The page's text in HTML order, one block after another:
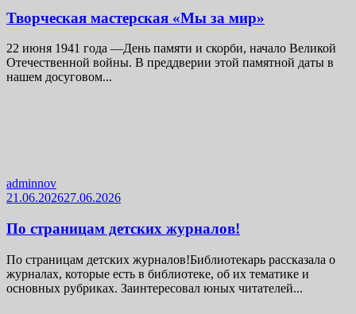
Творческая мастерская «Мы за мир»
22 июня 1941 года —День памяти и скорби, начало Великой
Отечественной войны. В преддверии этой памятной даты в
нашем досуговом...
adminnov
21.06.202627.06.2026
По страницам детских журналов!
По страницам детских журналов!Библиотекарь рассказала о
журналах, которые есть в библиотеке, об их тематике и
основных рубриках. Заинтересовал юных читателей...